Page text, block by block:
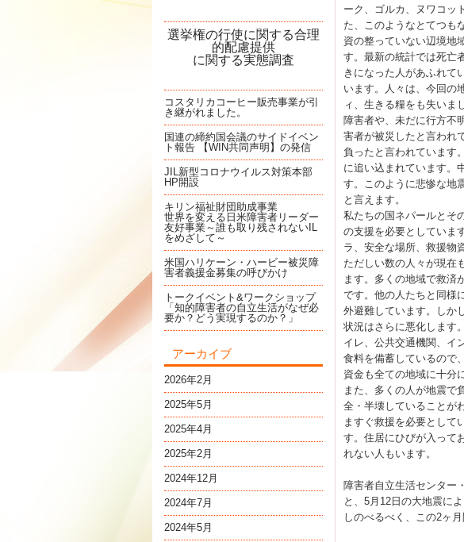
ーク、ゴルカ、ヌワコッ
た、このようなとてつも
資の整っていない辺境地
す。最新の統計では死亡
きになった人があふれて
います。人々は、今回の
ィ、生きる糧をも失いま
障害者や、未だに行方不
害者が被災したと言われ
負ったと言われています
に追い込まれています。
す。このように悲惨な地
と言えます。
私たちの国ネパールとそ
の支援を必要としていま
ラ、安全な場所、救援物
ただしい数の人々が現在
ます。多くの地域で救済
です。他の人たちと同様
外避難しています。しか
状況はさらに悪化します
イレ、公共交通機関、イ
食料を備蓄しているので
資金も全ての地域に十分
また、多くの人が地震で
全・半壊していることが
ますぐ救援を必要として
す。住居にひびが入って
れない人もいます。
障害者自立生活センター
と、5月12日の大地震に
しのべるべく、この2ヶ
選挙権の行使に関する合理
的配慮提供
に関する実態調査
コスタリカコーヒー販売事業が引
き継がれました。
国連の締約国会議のサイドイベン
ト報告 【WIN共同声明】の発信
JIL新型コロナウイルス対策本部
HP開設
キリン福祉財団助成事業
世界を変える日米障害者リーダー
友好事業～誰も取り残されないIL
をめざして～
米国ハリケーン・ハービー被災障
害者義援金募集の呼びかけ
トークイベント&ワークショップ
「知的障害者の自立生活がなぜ必
要か？どう実現するのか？」
アーカイブ
2026年2月
2025年5月
2025年4月
2025年2月
2024年12月
2024年7月
2024年5月